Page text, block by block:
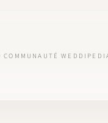
COMMUNAUTÉ